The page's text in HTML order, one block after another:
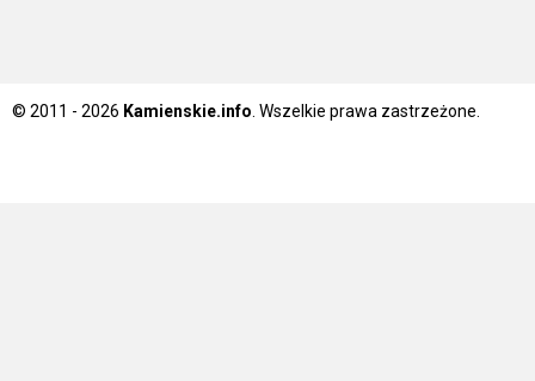
© 2011 - 2026 Kamienskie.info . Wszelkie prawa zastrzeżone.